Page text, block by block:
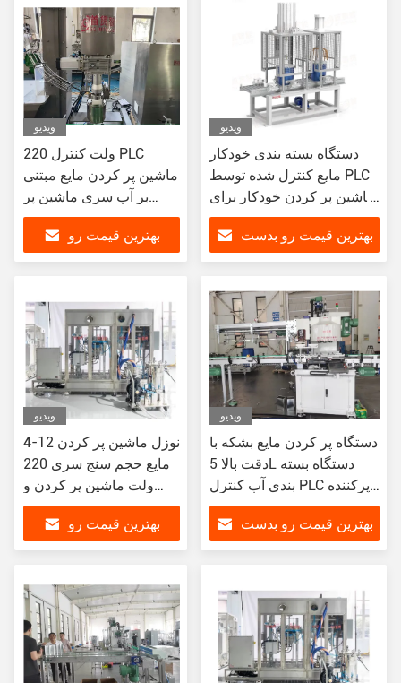
ویدیو
220 ولت کنترل PLC
ماشین پر کردن مایع مبتنی
بر آب سری ماشین پر
کردن رنگ برای محصولات
مایع بشکه 5L
بهترین قیمت رو
ویدیو
دستگاه بسته بندی خودکار
مایع کنترل شده توسط PLC
ماشین پر کردن خودکار برای
بشکه مایع 5L
بهترین قیمت رو بدست
ویدیو
4-12 نوزل ماشین پر کردن
مایع حجم سنج سری 220
ولت ماشین پر کردن و
پوشاندن مایع شیمیایی
بهترین قیمت رو
ویدیو
دستگاه پر کردن مایع بشکه با
دقت بالا 5L دستگاه بسته
بندی آب کنترل PLC پرکننده
مایع
بهترین قیمت رو بدست